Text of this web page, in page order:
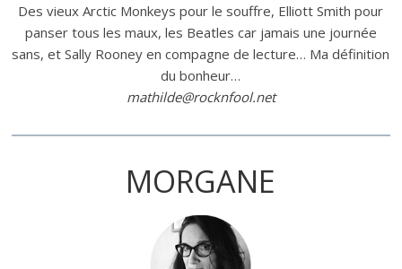
Des vieux Arctic Monkeys pour le souffre, Elliott Smith pour
panser tous les maux, les Beatles car jamais une journée
sans, et Sally Rooney en compagne de lecture… Ma définition
du bonheur…
mathilde@rocknfool.net
MORGANE